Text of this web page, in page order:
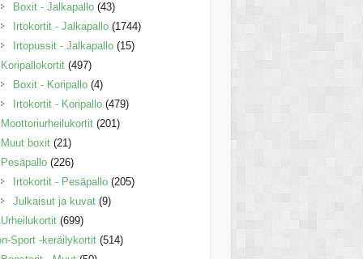
Boxit - Jalkapallo (43)
Irtokortit - Jalkapallo (1744)
Irtopussit - Jalkapallo (15)
Koripallokortit (497)
Boxit - Koripallo (4)
Irtokortit - Koripallo (479)
Moottoriurheilukortit (201)
Muut boxit (21)
Pesäpallo (226)
Irtokortit - Pesäpallo (205)
Julkaisut ja kuvat (9)
Urheilukortit (699)
Sport -keräilykortit (514)